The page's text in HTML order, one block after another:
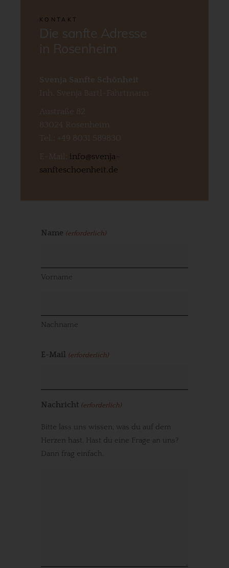
KONTAKT
Die sanfte Adresse
in Rosenheim
Svenja Sanfte Schönheit
Inh. Svenja Bartl-Fahrtmann
Austraße 82
83024 Rosenheim
Tel.: +49 8031 589830
E-Mail: info@svenja-
sanfteschoenheit.de
Name (erforderlich)
Vorname
Nachname
E-Mail (erforderlich)
Nachricht (erforderlich)
Bitte lass uns wissen, was du auf dem
Herzen hast. Hast du eine Frage an uns?
Dann frag einfach.